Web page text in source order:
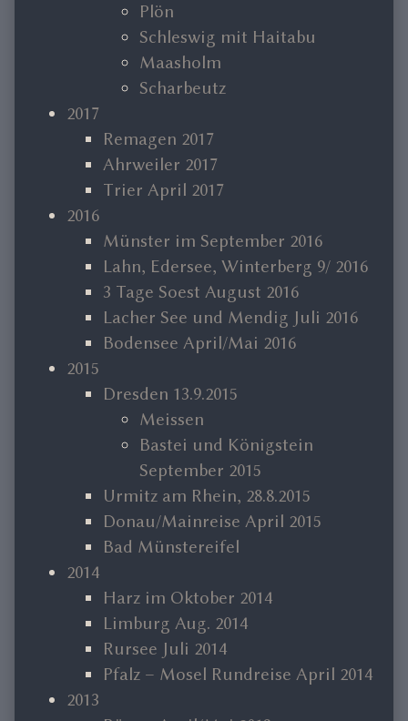
Plön
Schleswig mit Haitabu
Maasholm
Scharbeutz
2017
Remagen 2017
Ahrweiler 2017
Trier April 2017
2016
Münster im September 2016
Lahn, Edersee, Winterberg 9/ 2016
3 Tage Soest August 2016
Lacher See und Mendig Juli 2016
Bodensee April/Mai 2016
2015
Dresden 13.9.2015
Meissen
Bastei und Königstein
September 2015
Urmitz am Rhein, 28.8.2015
Donau/Mainreise April 2015
Bad Münstereifel
2014
Harz im Oktober 2014
Limburg Aug. 2014
Rursee Juli 2014
Pfalz – Mosel Rundreise April 2014
2013